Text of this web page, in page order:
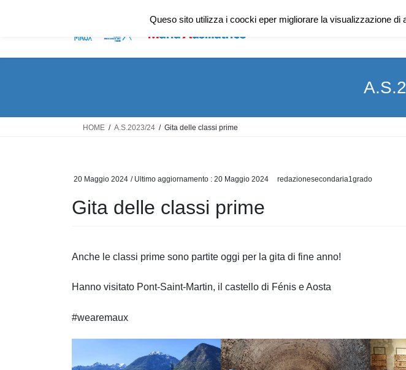
HOME A.S.2023/24 Gita delle classi prime
20 Maggio 2024 / Ultimo aggiornamento : 20 Maggio 2024 redazionesecondaria1grado
Gita delle classi prime
Anche le classi prime sono partite oggi per la gita di fine anno!
Hanno visitato Pont-Saint-Martin, il castello di Fénis e Aosta
#wearemaux
Queso sito utilizza i coocki eper migliorare la visualizzazione di